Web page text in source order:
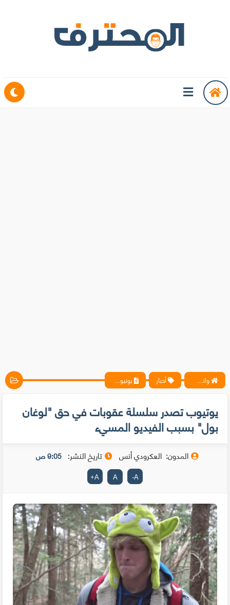
واتس آب ، فيسبوك ، أنترنت ، شروحات تقنية حصرية - المحترف أخبار يوتيوب تصدر سلسلة عقوبات في حق "لوغان بول" بسبب الفيديو المسيء
يوتيوب تصدر سلسلة عقوبات في حق "لوغان
بول" بسبب الفيديو المسيء
المدون: العكرودي أنس تاريخ النشر: 9:05 ص
A
-
A
A
+